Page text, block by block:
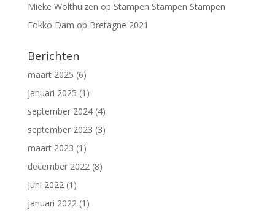
Mieke Wolthuizen op Stampen Stampen Stampen
Fokko Dam op Bretagne 2021
Berichten
maart 2025 (6)
januari 2025 (1)
september 2024(4)
september 2023 (3)
maart 2023 (1)
december 2022(8)
juni 2022(1)
januari 2022(1)